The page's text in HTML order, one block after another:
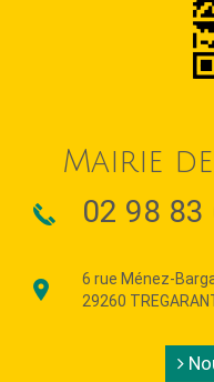
Mairie
02 98 83
6 rue Ménez-
29260